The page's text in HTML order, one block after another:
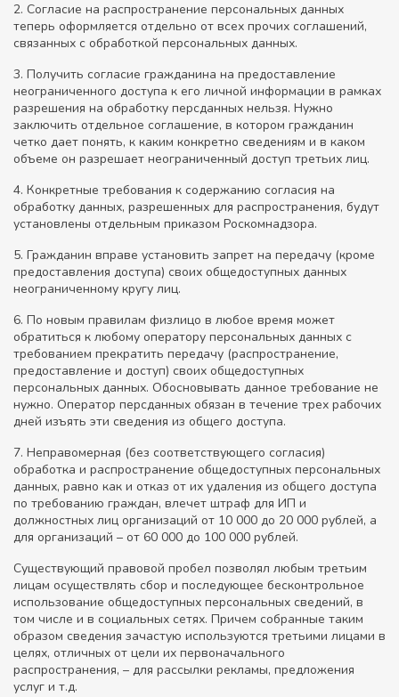
2. Согласие на распространение персональных данных
теперь оформляется отдельно от всех прочих соглашений,
связанных с обработкой персональных данных.
3. Получить согласие гражданина на предоставление
неограниченного доступа к его личной информации в рамках
разрешения на обработку персданных нельзя. Нужно
заключить отдельное соглашение, в котором гражданин
четко дает понять, к каким конкретно сведениям и в каком
объеме он разрешает неограниченный доступ третьих лиц.
4. Конкретные требования к содержанию согласия на
обработку данных, разрешенных для распространения, будут
установлены отдельным приказом Роскомнадзора.
5. Гражданин вправе установить запрет на передачу (кроме
предоставления доступа) своих общедоступных данных
неограниченному кругу лиц.
6. По новым правилам физлицо в любое время может
обратиться к любому оператору персональных данных с
требованием прекратить передачу (распространение,
предоставление и доступ) своих общедоступных
персональных данных. Обосновывать данное требование не
нужно. Оператор персданных обязан в течение трех рабочих
дней изъять эти сведения из общего доступа.
7. Неправомерная (без соответствующего согласия)
обработка и распространение общедоступных персональных
данных, равно как и отказ от их удаления из общего доступа
по требованию граждан, влечет штраф для ИП и
должностных лиц организаций от 10 000 до 20 000 рублей, а
для организаций – от 60 000 до 100 000 рублей.
Существующий правовой пробел позволял любым третьим
лицам осуществлять сбор и последующее бесконтрольное
использование общедоступных персональных сведений, в
том числе и в социальных сетях. Причем собранные таким
образом сведения зачастую используются третьими лицами в
целях, отличных от цели их первоначального
распространения, – для рассылки рекламы, предложения
услуг и т.д.